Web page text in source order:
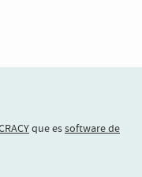
que essoftware de